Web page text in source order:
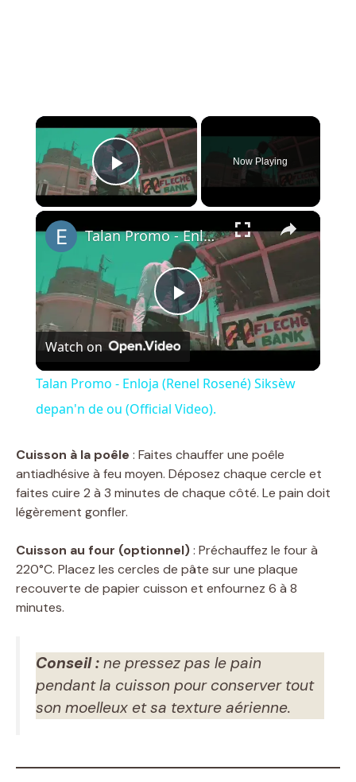
×
Play Video
Now Playing
×
P
l
a
y
V
i
d
e
o
Talan Promo - Enloja (Renel Rosené) Siksèw depan'n de ou (Official Video).
Watch on
Talan Promo - Enloja (Renel Rosené) Siksèw
depan'n de ou (Official Video).
Cuisson à la poêle : Faites chauffer une poêle
antiadhésive à feu moyen. Déposez chaque cercle et
faites cuire 2 à 3 minutes de chaque côté. Le pain doit
légèrement gonfler.
Cuisson au four (optionnel): Préchauffez le four à
220°C. Placez les cercles de pâte sur une plaque
recouverte de papier cuisson et enfournez 6 à 8
minutes.
Conseil : ne pressez pas le pain
pendant la cuisson pour conserver tout
son moelleux et sa texture aérienne.